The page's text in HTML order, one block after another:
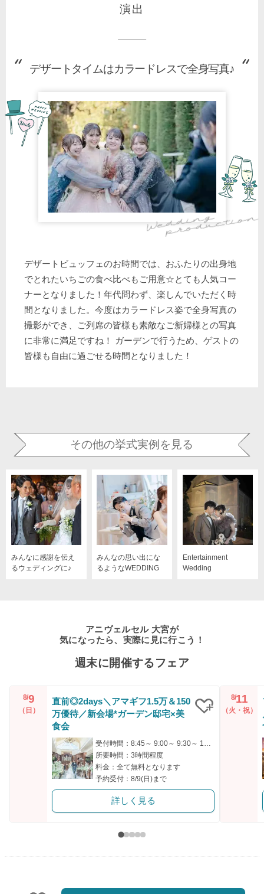
演出
デザートタイムはカラードレスで全身写真♪
デザートビュッフェのお時間では、おふたりの出身地
でとれたいちごの食べ比べもご用意☆とても人気コー
ナーとなりました！年代問わず、楽しんでいただく時
間となりました。今度はカラードレス姿で全身写真の
撮影ができ、ご列席の皆様も素敵なご新婦様との写真
に非常に満足ですね！ ガーデンで行うため、ゲストの
皆様も自由に過ごせる時間となりました！
その他の挙式実例を見る
みんなに感謝を伝え
るウェディングに♪
みんなの思い出にな
るようなWEDDING
Entertainment
Wedding
アニヴェルセル 大宮が
気になったら、実際に見に行こう！
週末に開催するフェア
8/9
（日）
直前◎2days＼アマギフ1.5万＆150
万優待／新会場*ガーデン邸宅×美
食会
受付時間：8:45～ 9:00～ 9:30～ 14:30～ 15:00～
所要時間：3時間程度
料金：全て無料となります
予約受付：8/9(日)まで
詳しく見る
8/11
（火・祝）